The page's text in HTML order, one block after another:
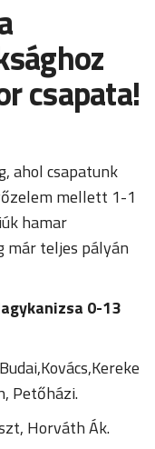
csapata!
ahol csapatunk
mellett 1-1
hamar
már teljes pályán
0-13
Petőházi.
Horváth Ák.